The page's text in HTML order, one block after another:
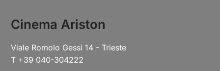
Cinema Ariston
Viale Romolo Gessi 14 - Trieste
T +39 040-304222